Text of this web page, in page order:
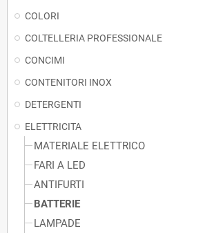
COLORI
COLTELLERIA PROFESSIONALE
CONCIMI
CONTENITORI INOX
DETERGENTI
ELETTRICITA
MATERIALE ELETTRICO
FARI A LED
ANTIFURTI
BATTERIE
LAMPADE